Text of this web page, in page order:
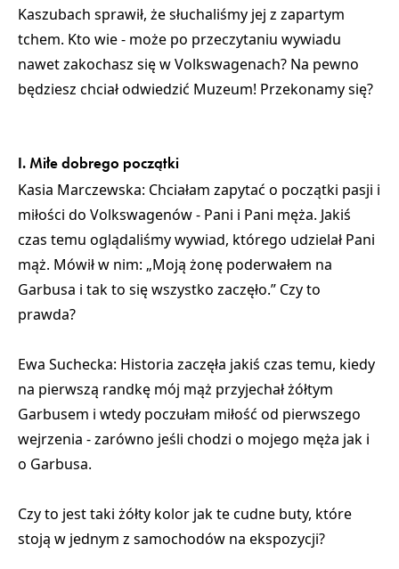
Kaszubach sprawił, że słuchaliśmy jej z zapartym
tchem. Kto wie - może po przeczytaniu wywiadu
nawet zakochasz się w Volkswagenach? Na pewno
będziesz chciał odwiedzić Muzeum! Przekonamy się?
I. Miłe dobrego początki
Kasia Marczewska: Chciałam zapytać o początki pasji i
miłości do Volkswagenów - Pani i Pani męża. Jakiś
czas temu oglądaliśmy wywiad, którego udzielał Pani
mąż. Mówił w nim: „Moją żonę poderwałem na
Garbusa i tak to się wszystko zaczęło.” Czy to
prawda?
Ewa Suchecka: Historia zaczęła jakiś czas temu, kiedy
na pierwszą randkę mój mąż przyjechał żółtym
Garbusem i wtedy poczułam miłość od pierwszego
wejrzenia - zarówno jeśli chodzi o mojego męża jak i
o Garbusa.
Czy to jest taki żółty kolor jak te cudne buty, które
stoją w jednym z samochodów na ekspozycji?